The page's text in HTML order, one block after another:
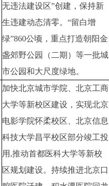
无违法建设区”创建，保持新
生违建动态清零。“留白增
绿”860公顷，重点打造朝阳金
盏郊野公园（二期）等一批城
市公园和大尺度绿地。
加快北京城市学院、北京工商
大学等新校区建设，实现北京
电影学院怀柔校区、北京信息
科技大学昌平校区部分竣工投
用,推动首都医科大学等新校
区规划建设。持续推进北京口